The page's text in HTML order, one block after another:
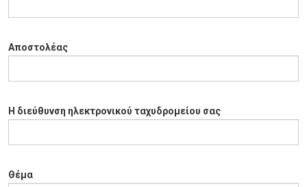
Αποστολέας
Η διεύθυνση ηλεκτρονικού ταχυδρομείου σας
Θέμα